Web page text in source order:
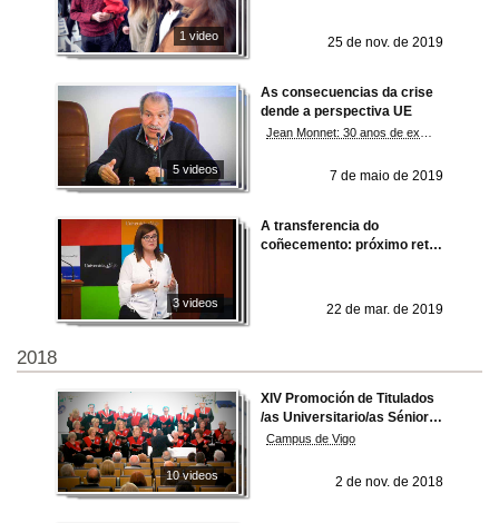
1 video 25 de nov. de 2019
5 videos
As consecuencias da crise
dende a perspectiva UE
7 de maio de 2019
3 videos
A transferencia do
coñecemento: próximo reto
22 de mar. de 2019
2018
10 videos
XIV Promoción de Titulados
/as Universitario/as Sénior e
XII Promoción de
Sénior do Programa para
Campus de Vigo
2 de nov. de 2018